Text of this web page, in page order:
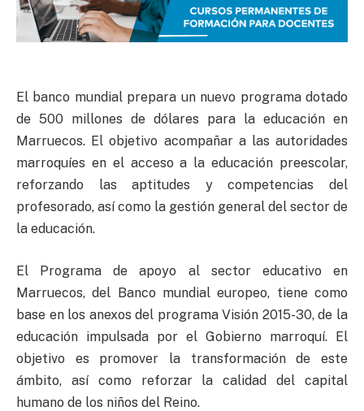
El banco mundial prepara un nuevo programa dotado
de 500 millones de dólares para la educación en
Marruecos. El objetivo acompañar a las autoridades
marroquíes en el acceso a la educación preescolar,
reforzando las aptitudes y competencias del
profesorado, así como la gestión general del sector de
la educación.
El Programa de apoyo al sector educativo en
Marruecos, del Banco mundial europeo, tiene como
base en los anexos del programa Visión 2015-30, de la
educación impulsada por el Gobierno marroquí. El
objetivo es promover la transformación de este
ámbito, así como reforzar la calidad del capital
humano de los niños del Reino.